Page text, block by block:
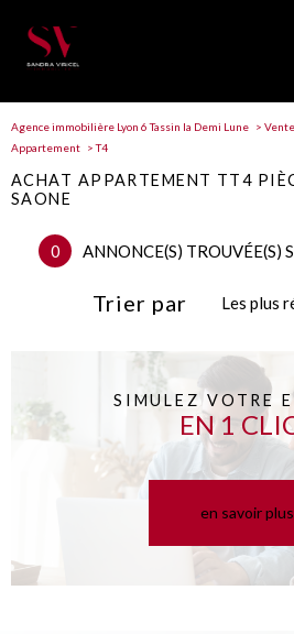
Agence immobilière Lyon 6 Tassin la Demi Lune Vente
Appartement
T4
ACHAT APPARTEMENT TT4
SAONE
0 ANNONCE(S) TROUVÉE(S)
Trier par Les plus
SIMULEZ VOTRE
EN 1
en savoir plus